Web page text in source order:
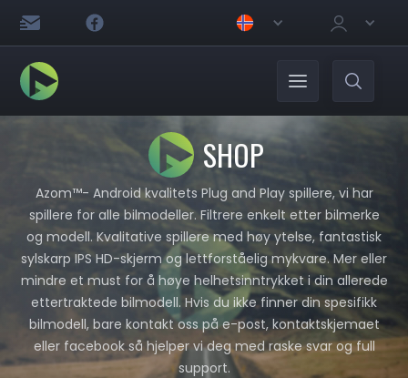
SHOP
Azom™- Android kvalitets Plug and Play spillere, vi har
spillere for alle bilmodeller. Filtrere enkelt etter bilmerke
og modell. Kvalitative spillere med høy ytelse, fantastisk
sylskarp IPS HD-skjerm og lettforståelig mykvare. Mer eller
mindre et must for å høye helhetsinntrykket i din allerede
ettertraktede bilmodell. Hvis du ikke finner din spesifikk
bilmodell, bare kontakt oss på e-post, kontaktskjemaet
eller facebook så hjelper vi deg med raske svar og full
support.